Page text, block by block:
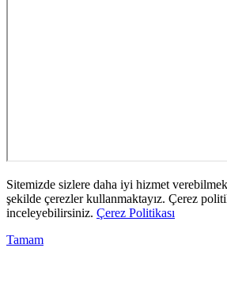
Sitemizde sizlere daha iyi hizmet
şekilde çerezler kullanmaktayız. Çerez
inceleyebilirsiniz. Çerez Politikası
Tamam